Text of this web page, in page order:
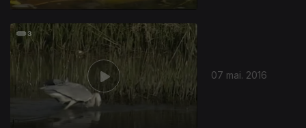
07 mai. 2016